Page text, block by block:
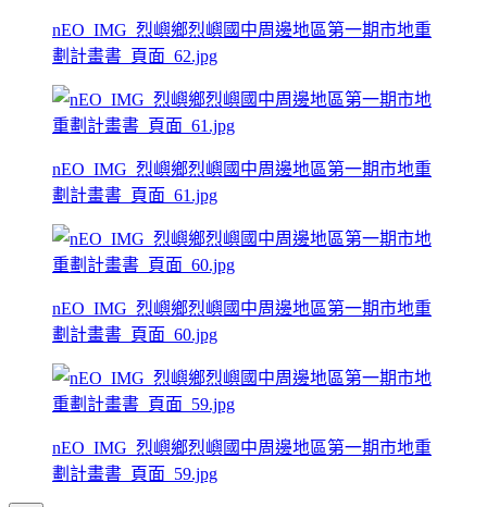
nEO_IMG_烈嶼鄉烈嶼國中周邊地區第一期市地重
劃計畫書_頁面_62.jpg
nEO_IMG_烈嶼鄉烈嶼國中周邊地區第一期市地重
劃計畫書_頁面_61.jpg
nEO_IMG_烈嶼鄉烈嶼國中周邊地區第一期市地重
劃計畫書_頁面_60.jpg
nEO_IMG_烈嶼鄉烈嶼國中周邊地區第一期市地重
劃計畫書_頁面_59.jpg